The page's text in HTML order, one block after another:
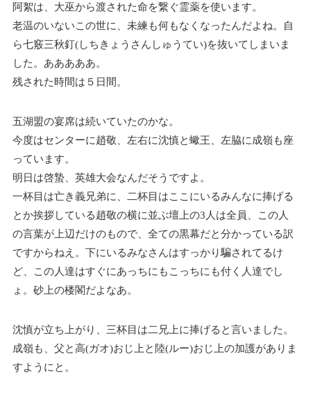
阿絮は、大巫から渡された命を繋ぐ霊薬を使います。
老温のいないこの世に、未練も何もなくなったんだよね。自
ら七竅三秋釘(しちきょうさんしゅうてい)を抜いてしまいま
した。あああああ。
残された時間は５日間。
五湖盟の宴席は続いていたのかな。
今度はセンターに趙敬、左右に沈慎と蠍王、左脇に成嶺も座
っています。
明日は啓蟄、英雄大会なんだそうですよ。
一杯目は亡き義兄弟に、二杯目はここにいるみんなに捧げる
とか挨拶している趙敬の横に並ぶ壇上の3人は全員、この人
の言葉が上辺だけのもので、全ての黒幕だと分かっている訳
ですからねえ。下にいるみなさんはすっかり騙されてるけ
ど、この人達はすぐにあっちにもこっちにも付く人達でし
ょ。砂上の楼閣だよなあ。
沈慎が立ち上がり、三杯目は二兄上に捧げると言いました。
成嶺も、父と高(ガオ)おじ上と陸(ルー)おじ上の加護がありま
すようにと。